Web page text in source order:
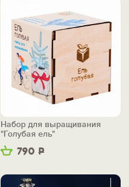
790 Р
Набор для выращивания
"Голубая ель"